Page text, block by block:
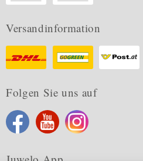
Versandinformation
Folgen Sie uns auf